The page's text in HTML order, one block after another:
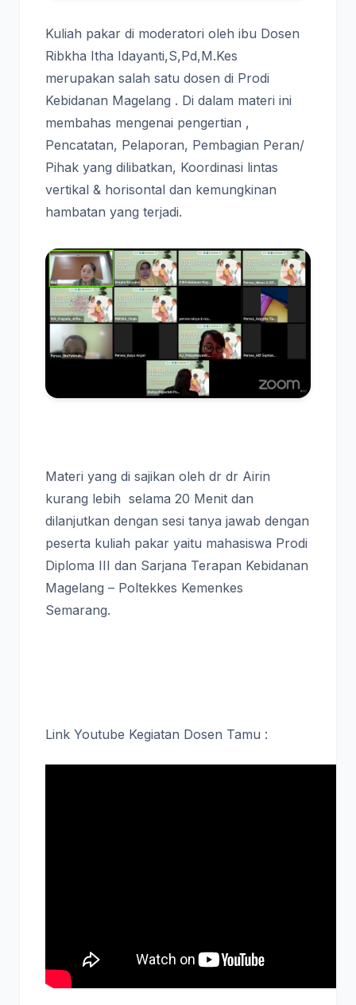
Kuliah pakar di moderatori oleh ibu Dosen
Ribkha Itha Idayanti,S,Pd,M.Kes
merupakan salah satu dosen di Prodi
Kebidanan Magelang . Di dalam materi ini
membahas mengenai pengertian ,
Pencatatan, Pelaporan, Pembagian Peran/
Pihak yang dilibatkan, Koordinasi lintas
vertikal & horisontal dan kemungkinan
hambatan yang terjadi.
Materi yang di sajikan oleh dr dr Airin
kurang lebih selama 20 Menit dan
dilanjutkan dengan sesi tanya jawab dengan
peserta kuliah pakar yaitu mahasiswa Prodi
Diploma III dan Sarjana Terapan Kebidanan
Magelang – Poltekkes Kemenkes
Semarang.
Link Youtube Kegiatan Dosen Tamu :